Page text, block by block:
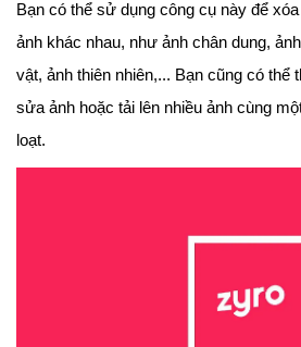
Bạn có thể sử dụng công cụ này để
ảnh khác nhau, như ảnh chân dung,
vật, ảnh thiên nhiên,... Bạn cũng có thể
sửa ảnh hoặc tải lên nhiều ảnh cùng
loạt.